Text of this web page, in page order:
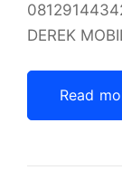
DEREK
Read